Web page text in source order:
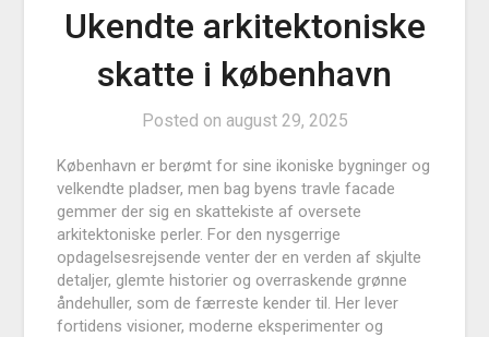
Ukendte arkitektoniske
skatte i københavn
Posted on august 29, 2025
København er berømt for sine ikoniske bygninger og
velkendte pladser, men bag byens travle facade
gemmer der sig en skattekiste af oversete
arkitektoniske perler. For den nysgerrige
opdagelsesrejsende venter der en verden af skjulte
detaljer, glemte historier og overraskende grønne
åndehuller, som de færreste kender til. Her lever
fortidens visioner, moderne eksperimenter og